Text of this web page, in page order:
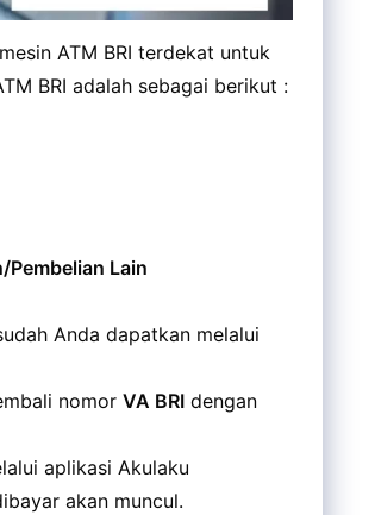
ATM BRI terdekat untuk
BRI adalah sebagai berikut :
Pembelian Lain
Anda dapatkan melalui
nomor VA BRI dengan
aplikasi Akulaku
akan muncul.